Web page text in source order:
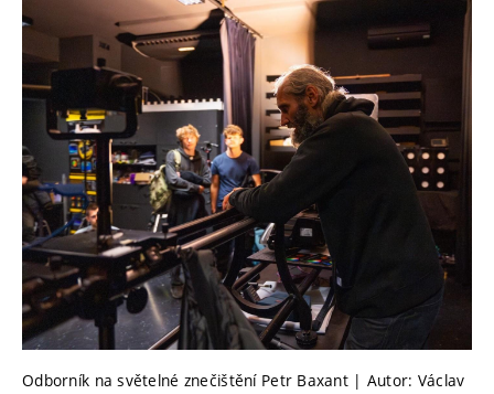
Odborník na světelné znečištění Petr Baxant | Autor: Václav